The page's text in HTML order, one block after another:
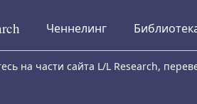
Ченнелинг
на части сайта L/L Research,